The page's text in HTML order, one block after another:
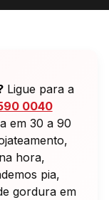
Ligue para a
0040
em 30 a 90
hora,
pia,
gordura em